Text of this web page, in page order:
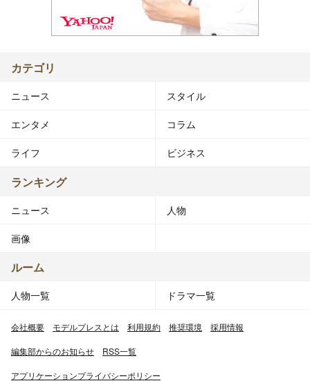
カテゴリ
ニュース スタイル
エンタメ コラム
ライフ ビジネス
ランキング
ニュース 人物
画像
ルーム
人物一覧 ドラマ一覧
会社概要 モデルプレスとは 利用規約 推奨環境 採用情報
編集部からのお知らせ RSS一覧
アプリケーションプライバシーポリシー